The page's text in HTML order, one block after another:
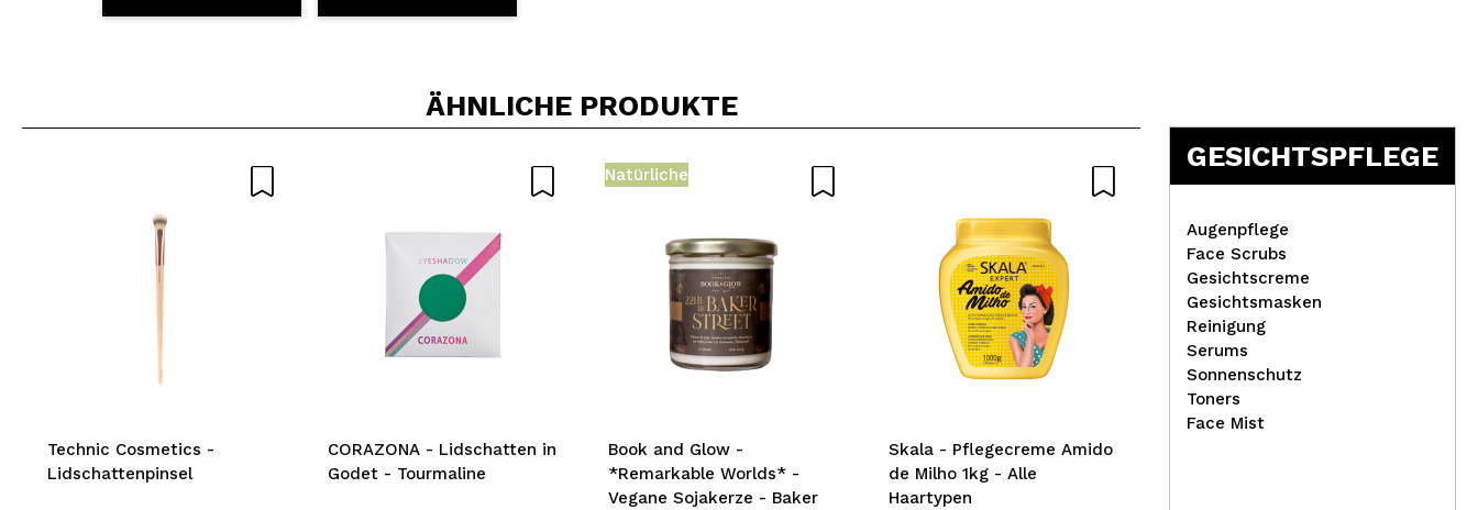
ÄHNLICHE PRODUKTE
Technic Cosmetics -
Lidschattenpinsel
CORAZONA - Lidschatten in
Godet - Tourmaline
Natürliche
Book and Glow -
*Remarkable Worlds* -
Vegane Sojakerze - Baker
Skala - Pflegecreme Amido
de Milho 1kg - Alle
Haartypen
Revolution Pro - *Glow
Edit* – Creme-Highlighter –
Ablaze
GESICHTSPFLEGE
Augenpflege
Face Scrubs
Gesichtscreme
Gesichtsmasken
Reinigung
Serums
Sonnenschutz
Toners
Face Mist